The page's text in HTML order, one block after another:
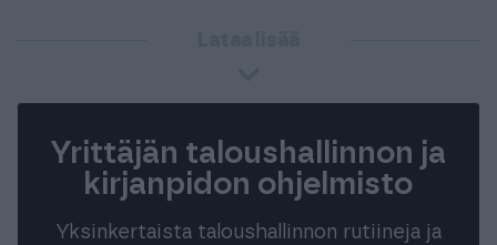
Yrittäjän taloushallinnon ja
kirjanpidon ohjelmisto
Yksinkertaista taloushallinnon rutiineja ja